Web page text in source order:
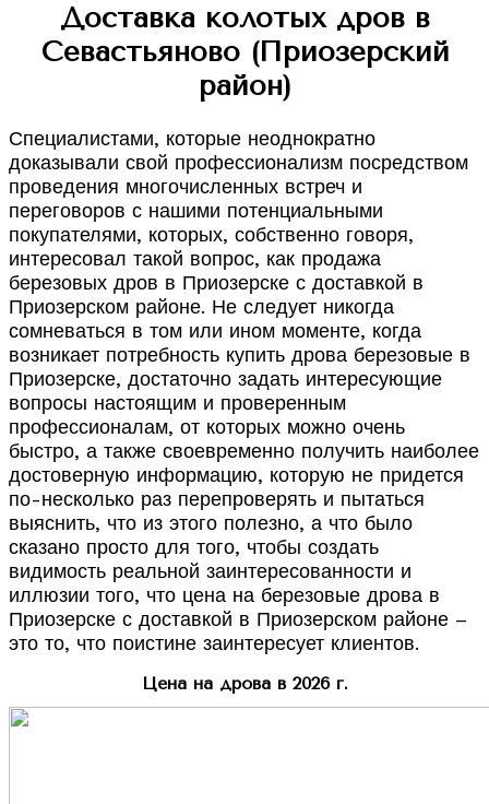
Доставка колотых дров в
Севастьяново (Приозерский
район)
Специалистами, которые неоднократно
доказывали свой профессионализм посредством
проведения многочисленных встреч и
переговоров с нашими потенциальными
покупателями, которых, собственно говоря,
интересовал такой вопрос, как продажа
березовых дров в Приозерске с доставкой в
Приозерском районе. Не следует никогда
сомневаться в том или ином моменте, когда
возникает потребность купить дрова березовые в
Приозерске, достаточно задать интересующие
вопросы настоящим и проверенным
профессионалам, от которых можно очень
быстро, а также своевременно получить наиболее
достоверную информацию, которую не придется
по-несколько раз перепроверять и пытаться
выяснить, что из этого полезно, а что было
сказано просто для того, чтобы создать
видимость реальной заинтересованности и
иллюзии того, что цена на березовые дрова в
Приозерске с доставкой в Приозерском районе –
это то, что поистине заинтересует клиентов.
Цена на дрова в 2026 г.